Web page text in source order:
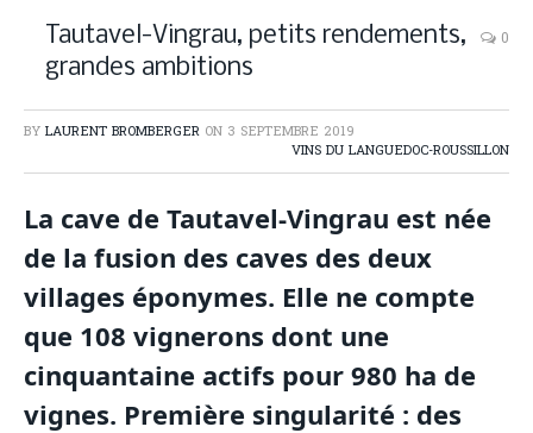
Tautavel-Vingrau, petits rendements,
grandes ambitions
0
BY LAURENT BROMBERGER ON 3 SEPTEMBRE 2019
VINS DU LANGUEDOC-ROUSSILLON
La cave de Tautavel-Vingrau est née
de la fusion des caves des deux
villages éponymes. Elle ne compte
que 108 vignerons dont une
cinquantaine actifs pour 980 ha de
vignes. Première singularité : des